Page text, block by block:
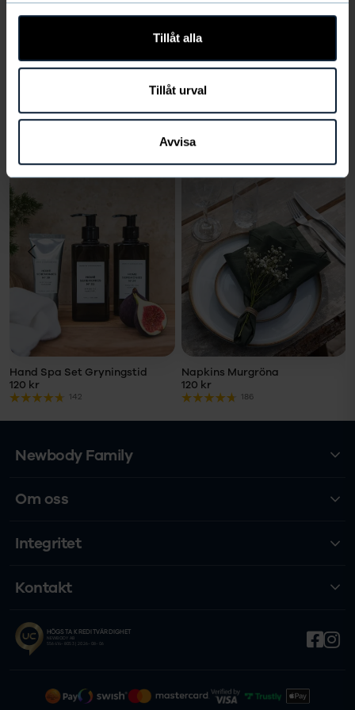
Tillåt alla
Tillåt urval
Avvisa
LÄGG TILL
LÄGG
TILL
Hand Spa Set Gryningstid
120 kr
142
TILL
Napkins Murgröna
120 kr
186
Newbody Family
Om oss
Integritet
Kontakt